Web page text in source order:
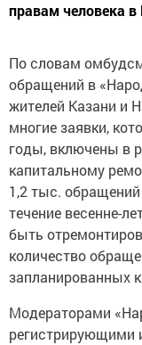
правам человека
По словам
обращений в
жителей Казани и
многие заявки,
годы, включены в
капитальному
1,2 тыс.
течение весенне-
быть
количество
запланированных
Модераторами
регистрирующими